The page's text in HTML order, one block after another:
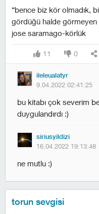
“bence biz kör olmadık,
gördüğü halde görmeyen
jose saramago-körlük
11 0
ileleualatyr
9.04.2022 02:41:25
bu kitabı çok severim
duygulandırdı :)
siriusyildizi
16.04.2022 19:13:48
ne mutlu :)
torun sevgisi